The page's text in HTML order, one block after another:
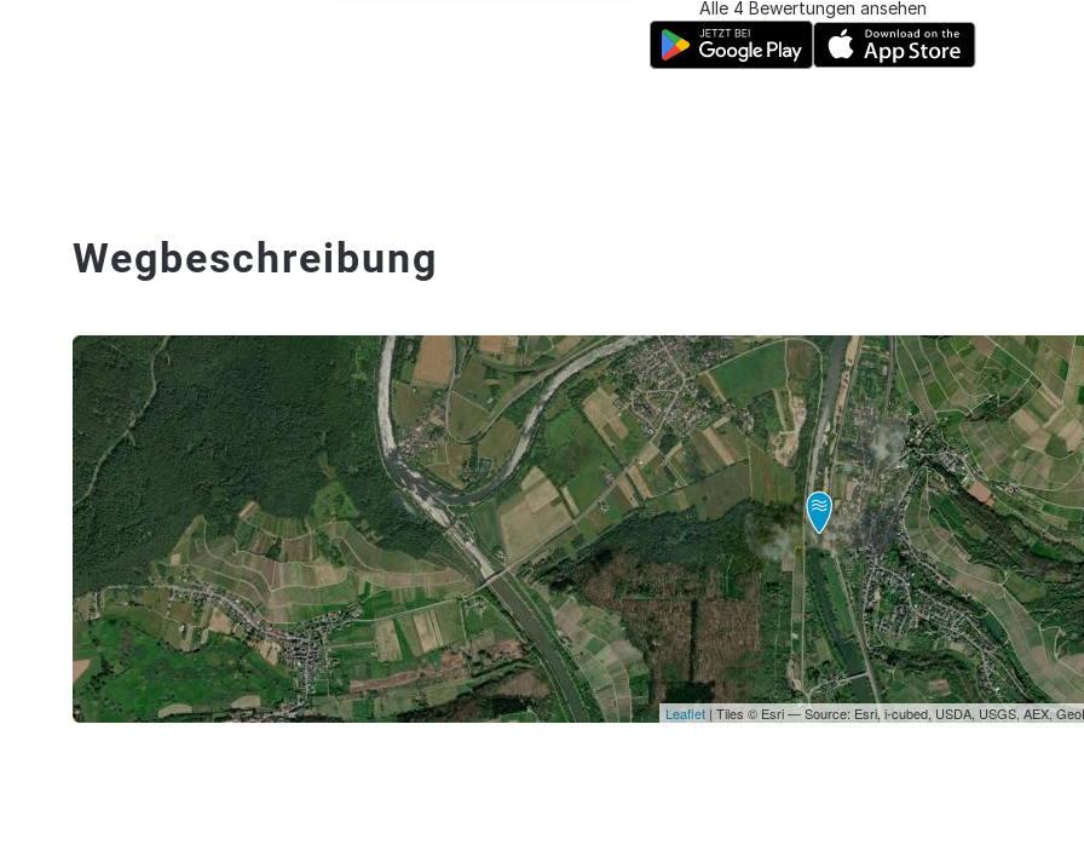
Alle 4 Bewertungen ansehen
Wegbeschreibung
Leaflet | Tiles © Esri — Source: Esri, i-cubed, USDA, USGS, AEX,